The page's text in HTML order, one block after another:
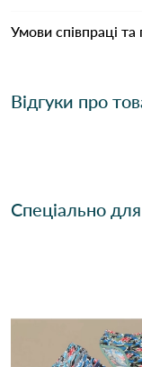
Умови співпраці
Відгуки про
Спеціально